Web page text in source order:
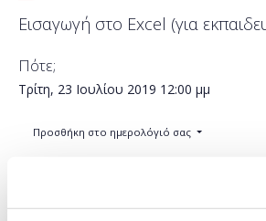
Εισαγωγή στο Excel (για
Πότε;
Τρίτη, 23 Ιουλίου 2019 12:00 μμ
Προσθήκη στο ημερολόγιό σας